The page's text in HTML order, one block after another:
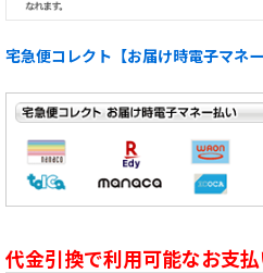
宅急便コレクト【お届け時電子マネー
代金引換で利用可能なお支